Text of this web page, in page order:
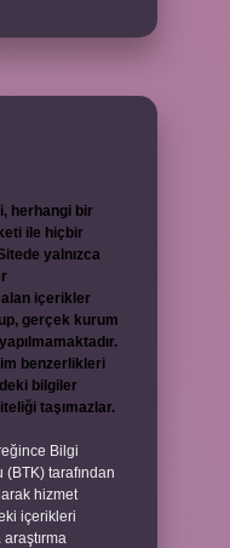
herhangi bir
ile hiçbir
yalnızca
alan içerikler
gerçek kurum
benzerlikleri
bilgiler
taşımazlar.
Bilgi
tarafından
hizmet
içerikleri